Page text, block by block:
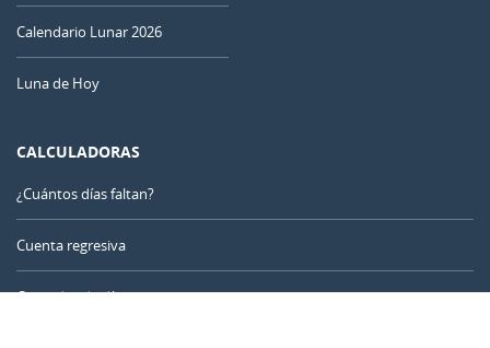
Calendario Lunar 2026
Luna de Hoy
CALCULADORAS
¿Cuántos días faltan?
Cuenta regresiva
Contador de días